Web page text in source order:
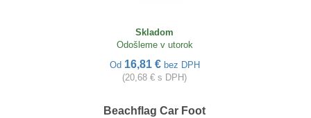
Skladom
Odošleme v utorok
Od 16,81 € bez DPH
(20,68 € s DPH)
Beachflag Car Foot